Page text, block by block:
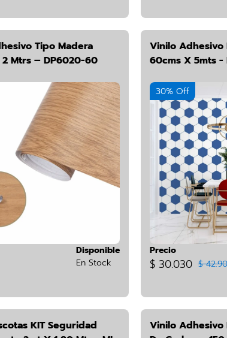
Tipo Madera
Mtrs – DP6020-60
Disponible
En Stock
Vinilo Adhesivo
60cms X 5mts -
30% Off
Precio
$ 30.030 $
KIT Seguridad
Vinilo Adhesivo